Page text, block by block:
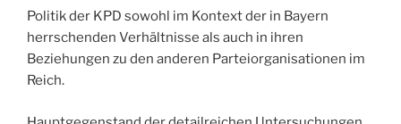
Politik der KPD sowohl im Kontext der in Bayern
herrschenden Verhältnisse als auch in ihren
Beziehungen zu den anderen Parteiorganisationen im
Reich.